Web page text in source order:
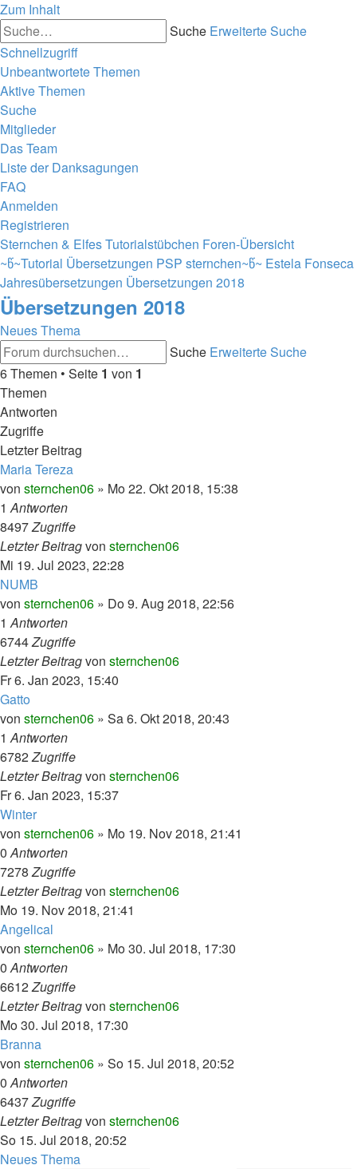
Zum Inhalt
Suche Erweiterte Suche
Schnellzugriff
Unbeantwortete Themen
Aktive Themen
Suche
Mitglieder
Das Team
Liste der Danksagungen
FAQ
Anmelden
Registrieren
Sternchen & Elfes Tutorialstübchen Foren-Übersicht
~წ~Tutorial Übersetzungen PSP sternchen~წ~ Estela Fonseca
Jahresübersetzungen Übersetzungen 2018
Übersetzungen 2018
Neues Thema
Suche Erweiterte Suche
6 Themen • Seite 1 von 1
Themen
Antworten
Zugriffe
Letzter Beitrag
Maria Tereza
von sternchen06 » Mo 22. Okt 2018, 15:38
1Antworten
8497Zugriffe
Letzter Beitragvon sternchen06
Mi 19. Jul 2023, 22:28
NUMB
von sternchen06 » Do 9. Aug 2018, 22:56
1Antworten
6744Zugriffe
Letzter Beitragvon sternchen06
Fr 6. Jan 2023, 15:40
Gatto
von sternchen06 » Sa 6. Okt 2018, 20:43
1Antworten
6782Zugriffe
Letzter Beitragvon sternchen06
Fr 6. Jan 2023, 15:37
Winter
von sternchen06 » Mo 19. Nov 2018, 21:41
0Antworten
7278Zugriffe
Letzter Beitragvon sternchen06
Mo 19. Nov 2018, 21:41
Angelical
von sternchen06 » Mo 30. Jul 2018, 17:30
0Antworten
6612Zugriffe
Letzter Beitragvon sternchen06
Mo 30. Jul 2018, 17:30
Branna
von sternchen06 » So 15. Jul 2018, 20:52
0Antworten
6437Zugriffe
Letzter Beitragvon sternchen06
So 15. Jul 2018, 20:52
Neues Thema